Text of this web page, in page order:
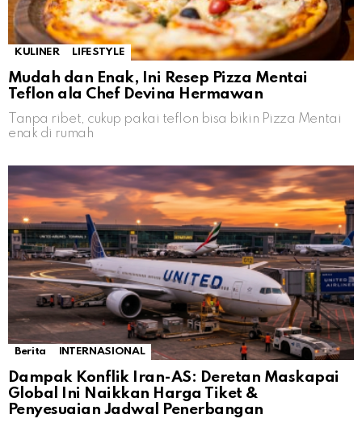
KULINER LIFESTYLE
Mudah dan Enak, Ini Resep Pizza Mentai
Teflon ala Chef Devina Hermawan
Tanpa ribet, cukup pakai teflon bisa bikin Pizza Mentai
enak di rumah
Berita INTERNASIONAL
Dampak Konflik Iran-AS: Deretan Maskapai
Global Ini Naikkan Harga Tiket &
Penyesuaian Jadwal Penerbangan